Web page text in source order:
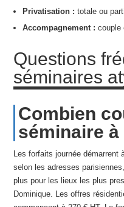
Privatisation : totale ou
Accompagnement : couple
Questions
séminaires
Combien
séminaire à
Les forfaits journée démarrent
selon les adresses
plus pour les lieux les plus
Dominique. Les offres